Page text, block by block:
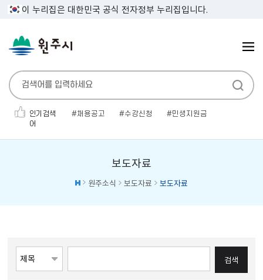
이 누리집은 대한민국 공식 전자정부 누리집입니다.
인기검색
어
채용공고 수강신청
민생지원금
보도자료
원주소식 보도자료 보도자료